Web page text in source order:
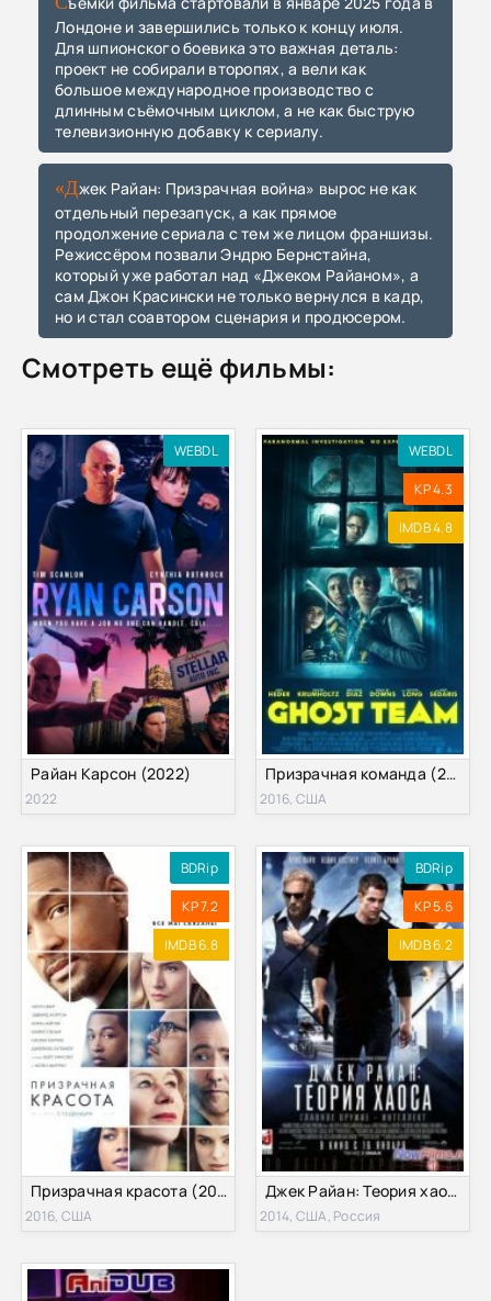
Лондоне и завершились только к концу июля.
Для шпионского боевика это важная деталь:
проект не собирали второпях, а вели как
большое международное производство с
длинным съёмочным циклом, а не как быструю
телевизионную добавку к сериалу.
«Джек Райан: Призрачная война» вырос не как
отдельный перезапуск, а как прямое
продолжение сериала с тем же лицом франшизы.
Режиссёром позвали Эндрю Бернстайна,
который уже работал над «Джеком Райаном», а
сам Джон Красински не только вернулся в кадр,
но и стал соавтором сценария и продюсером.
Смотреть ещё фильмы:
WEBDL
Райан Карсон (2022)
2022
WEBDL
KP 4.3
IMDB 4.8
Призрачная команда (2016)
2016, США
BDRip
KP 7.2
IMDB 6.8
Призрачная красота (2016)
2016, США
BDRip
KP 5.6
IMDB 6.2
Джек Райан: Теория хаоса (2014)
2014, США, Россия